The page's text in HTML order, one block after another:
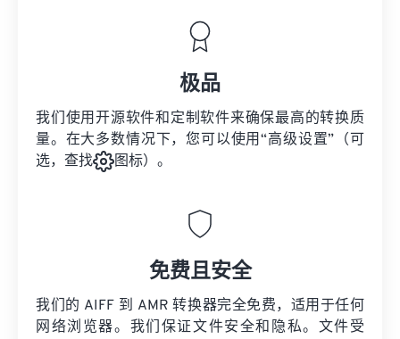
极品
我们使用开源软件和定制软件来确保最高的转换质
量。在大多数情况下，您可以使用“高级设置”（可
选，查找
图标）。
免费且安全
我们的 AIFF 到 AMR 转换器完全免费，适用于任何
网络浏览器。我们保证文件安全和隐私。文件受